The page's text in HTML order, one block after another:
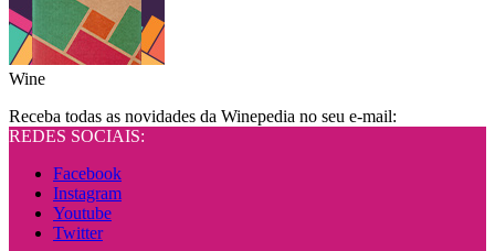
Wine
Receba todas as novidades da Winepedia no seu e-mail:
REDES SOCIAIS:
Facebook
Instagram
Youtube
Twitter